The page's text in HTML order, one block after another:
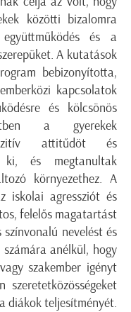
közötti bizalomra
és a
A kutatások
bebizonyította,
kapcsolatok
és kölcsönös
a gyerekek
attitűdöt és
ki, és megtanultak
környezethez. A
iskolai agressziót és
felelős magatartást
nevelést és
anélkül, hogy
szakember igényt
szeretetközösségeket
diákok teljesítményét.